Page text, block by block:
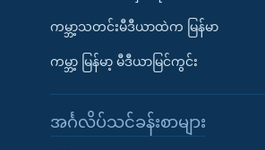
ကမ္ဘာ့သတင်းမီဒီယာထဲက မြန်မာ
ကမ္ဘာ့ မြန်မာ့ မီဒီယာမြင်ကွင်း
အင်္ဂလိပ်သင်ခန်းစာများ